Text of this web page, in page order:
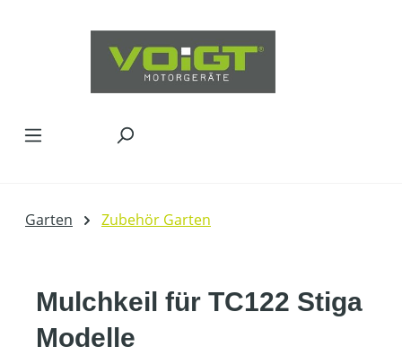
Garten Zubehör Garten
Mulchkeil für TC122 Stiga
Modelle